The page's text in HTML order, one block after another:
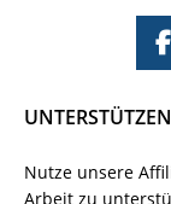
UNTERSTÜTZEN
Nutze unsere
Arbeit zu